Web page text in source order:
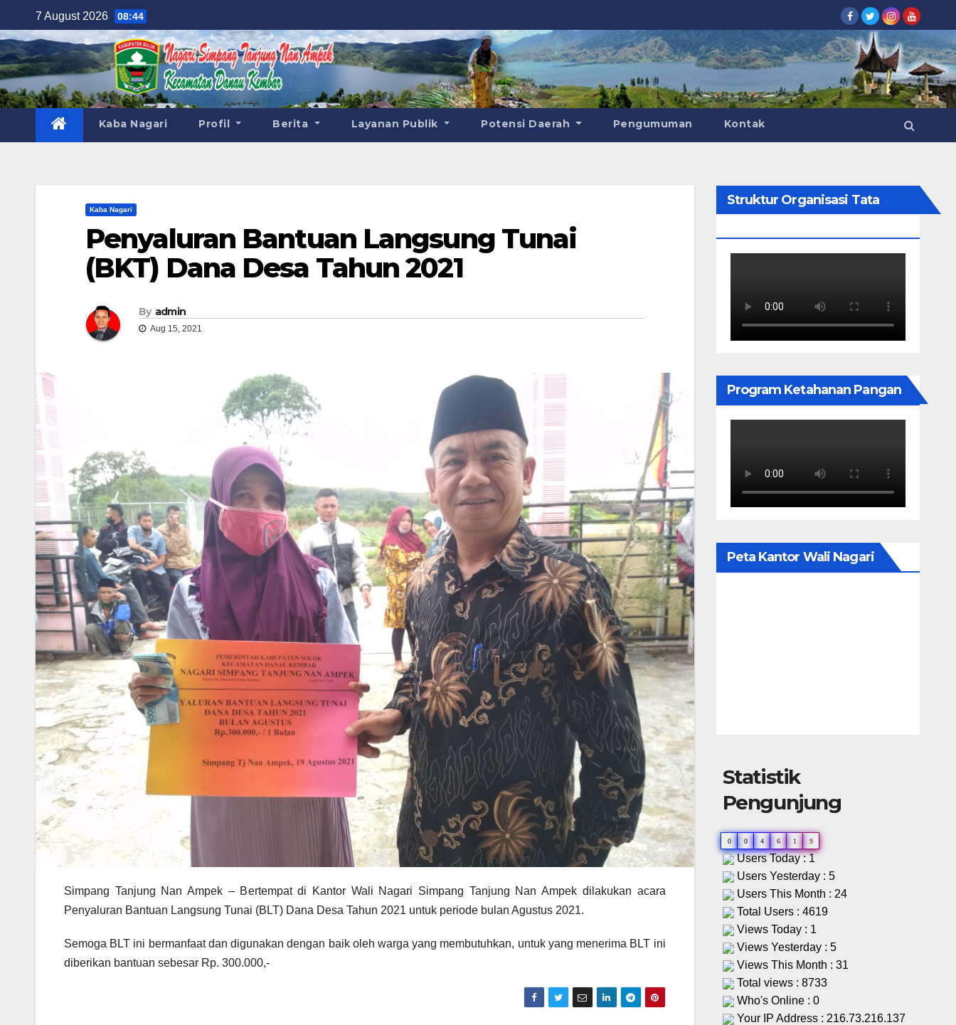
content
7 August 2026 08:44
Kaba Nagari Profil Berita Layanan Publik Potensi Daerah Pengumuman Kontak
Kaba Nagari
Penyaluran Bantuan Langsung Tunai
(BKT) Dana Desa Tahun 2021
By admin
Aug 15, 2021
Simpang Tanjung Nan Ampek – Bertempat di Kantor Wali Nagari Simpang Tanjung Nan Ampek dilakukan acara
Penyaluran Bantuan Langsung Tunai (BLT) Dana Desa Tahun 2021 untuk periode bulan Agustus 2021.
Semoga BLT ini bermanfaat dan digunakan dengan baik oleh warga yang membutuhkan, untuk yang menerima BLT ini
diberikan bantuan sebesar Rp. 300.000,-
Struktur Organisasi Tata
Program Ketahanan Pangan
Peta Kantor Wali Nagari
Statistik
Pengunjung
0 0 4 6 1 9
Users Today : 1
Users Yesterday : 5
Users This Month : 24
Total Users : 4619
Views Today : 1
Views Yesterday : 5
Views This Month : 31
Total views : 8733
Who's Online : 0
Your IP Address : 216.73.216.137